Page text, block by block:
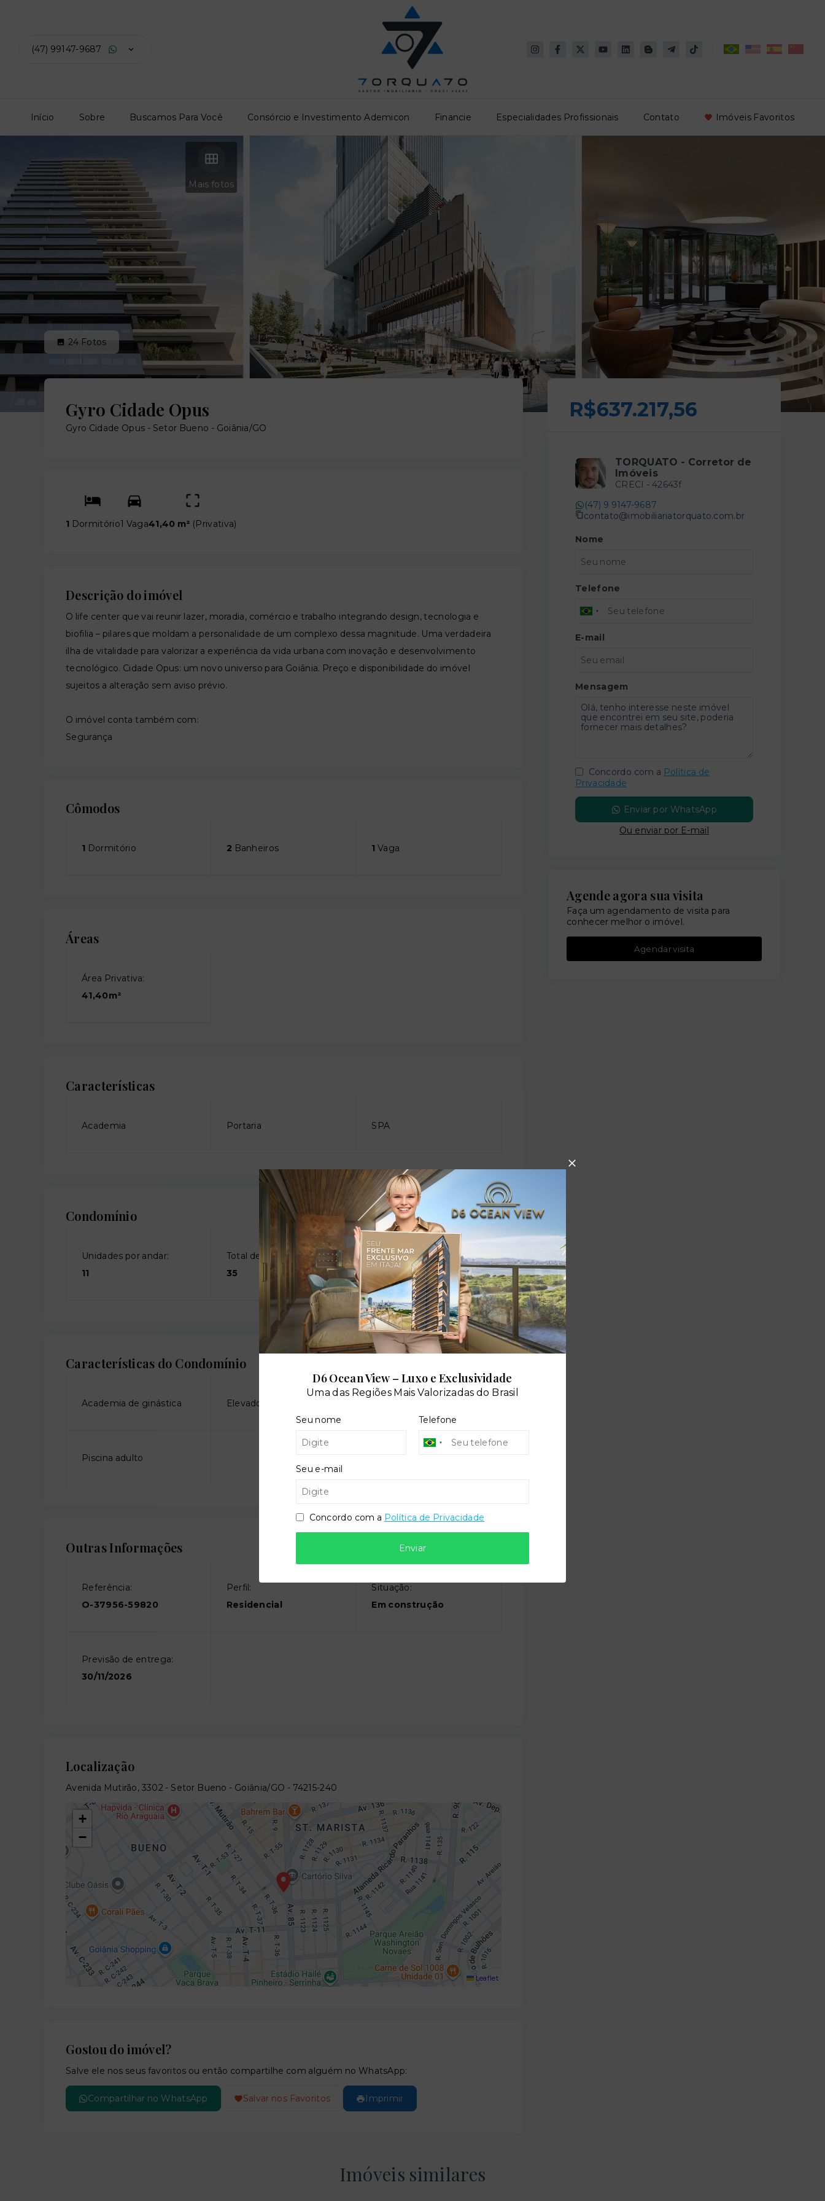
(47) 99147-9687
Início Sobre Buscamos Para Você Consórcio e Investimento Ademicon Financie Especialidades Profissionais Contato Imóveis Favoritos
Mais fotos
24 Fotos
Gyro Cidade Opus
Gyro Cidade Opus - Setor Bueno - Goiânia/GO
1 Dormitório1 Vaga41,40 m² (Privativa)
Descrição do imóvel
O life center que vai reunir lazer, moradia, comércio e trabalho integrando design, tecnologia e
biofilia – pilares que moldam a personalidade de um complexo dessa magnitude. Uma verdadeira
ilha de vitalidade para valorizar a experiência da vida urbana com inovação e desenvolvimento
tecnológico. Cidade Opus: um novo universo para Goiânia. Preço e disponibilidade do imóvel
sujeitos a alteração sem aviso prévio.
O imóvel conta também com:
Segurança
Cômodos
1 Dormitório 2 Banheiros 1 Vaga
Áreas
Área Privativa:
41,40m²
Características
Academia Portaria SPA
Condomínio
Unidades por andar:
11
Total de andares:
35
Características do Condomínio
Academia de ginástica Elevador de serviço
Piscina adulto
Outras Informações
Referência:
O-37956-59820
Perfil:
Residencial
Situação:
Em construção
Previsão de entrega:
30/11/2026
Localização
Avenida Mutirão, 3302 - Setor Bueno - Goiânia/GO - 74215-240
+
−
Leaflet
Gostou do imóvel?
Salve ele nos seus favoritos ou então compartilhe com alguém no WhatsApp:
Compartilhar no WhatsApp Salvar nos Favoritos Imprimir
R$637.217,56
TORQUATO - Corretor de
Imóveis
CRECI - 42643f
(47) 9 9147-9687
contato@imobiliariatorquato.com.br
Nome
Telefone
E-mail
Mensagem
Concordo com a Política de
Privacidade
Enviar por WhatsApp
Ou enviar por E-mail
Agende agora sua visita
Faça um agendamento de visita para
conhecer melhor o imóvel.
Agendar visita
Imóveis similares
D6 Ocean View – Luxo e Exclusividade
Uma das Regiões Mais Valorizadas do Brasil
Seu nome Telefone
Seu e-mail
Concordo com a Política de Privacidade
Enviar